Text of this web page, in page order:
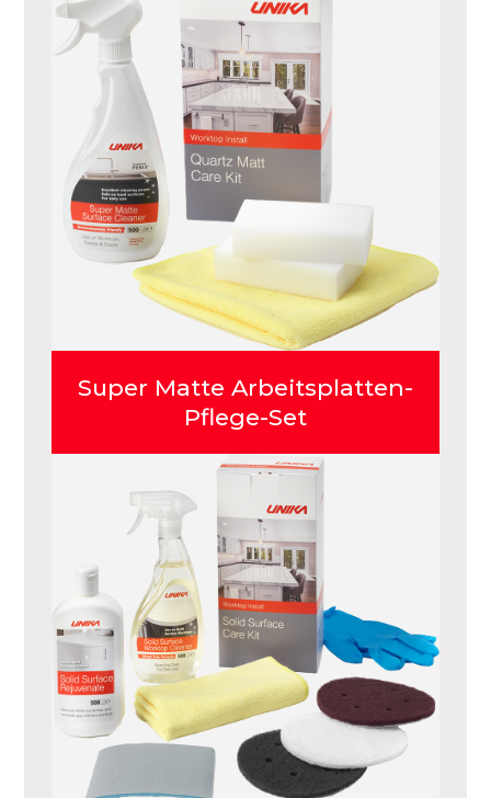
Super Matte Arbeitsplatten-
Pflege-Set